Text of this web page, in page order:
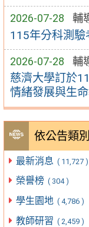
2026-07-28 輔
115年分科測
2026-07-28 輔
慈濟大學訂於
情緒發展與生
依公告類
最新消息 ( 11,727 )
榮譽榜 ( 304 )
學生園地 ( 4,786 )
教師研習 ( 2,459 )